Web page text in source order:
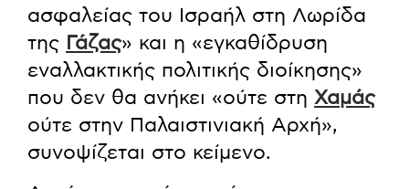
ασφαλείας του Ισραήλ στη Λωρίδα
της Γάζας» και η «εγκαθίδρυση
εναλλακτικής πολιτικής διοίκησης»
που δεν θα ανήκει «ούτε στη Χαμάς
ούτε στην Παλαιστινιακή Αρχή»,
συνοψίζεται στο κείμενο.